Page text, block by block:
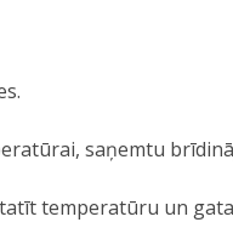
saņemtu
temperatūru un